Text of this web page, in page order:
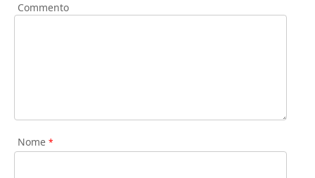
Commento
Nome *